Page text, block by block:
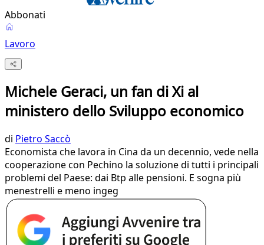
Abbonati
Lavoro
Michele Geraci, un fan di Xi al
ministero dello Sviluppo economico
di Pietro Saccò
Economista che lavora in Cina da un decennio, vede nella
cooperazione con Pechino la soluzione di tutti i principali
problemi del Paese: dai Btp alle pensioni. E sogna più
menestrelli e meno ingeg